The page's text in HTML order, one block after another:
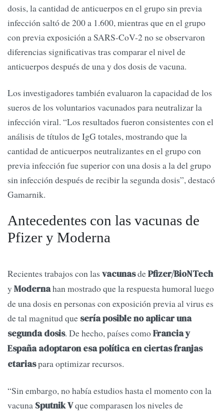
dosis, la cantidad de anticuerpos en el grupo sin previa
infección saltó de 200 a 1.600, mientras que en el grupo
con previa exposición a SARS-CoV-2 no se observaron
diferencias significativas tras comparar el nivel de
anticuerpos después de una y dos dosis de vacuna.
Los investigadores también evaluaron la capacidad de los
sueros de los voluntarios vacunados para neutralizar la
infección viral. “Los resultados fueron consistentes con el
análisis de títulos de IgG totales, mostrando que la
cantidad de anticuerpos neutralizantes en el grupo con
previa infección fue superior con una dosis a la del grupo
sin infección después de recibir la segunda dosis”, destacó
Gamarnik.
Antecedentes con las vacunas de
Pfizer y Moderna
Recientes trabajos con las vacunasdePfizer/BioNTech
y Modernahan mostrado que la respuesta humoral luego
de una dosis en personas con exposición previa al virus es
de tal magnitud que sería posible no aplicar una
segunda dosis. De hecho, países comoFrancia y
España adoptaron esa política en ciertas franjas
etariaspara optimizar recursos.
“Sin embargo, no había estudios hasta el momento con la
vacuna Sputnik Vque comparasen los niveles de